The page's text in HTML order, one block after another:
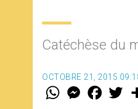
Catéchèse du
OCTOBRE 21, 2015
W M
e
F
a w